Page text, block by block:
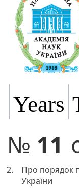
Years
№ 11
2.
Про порядок
України